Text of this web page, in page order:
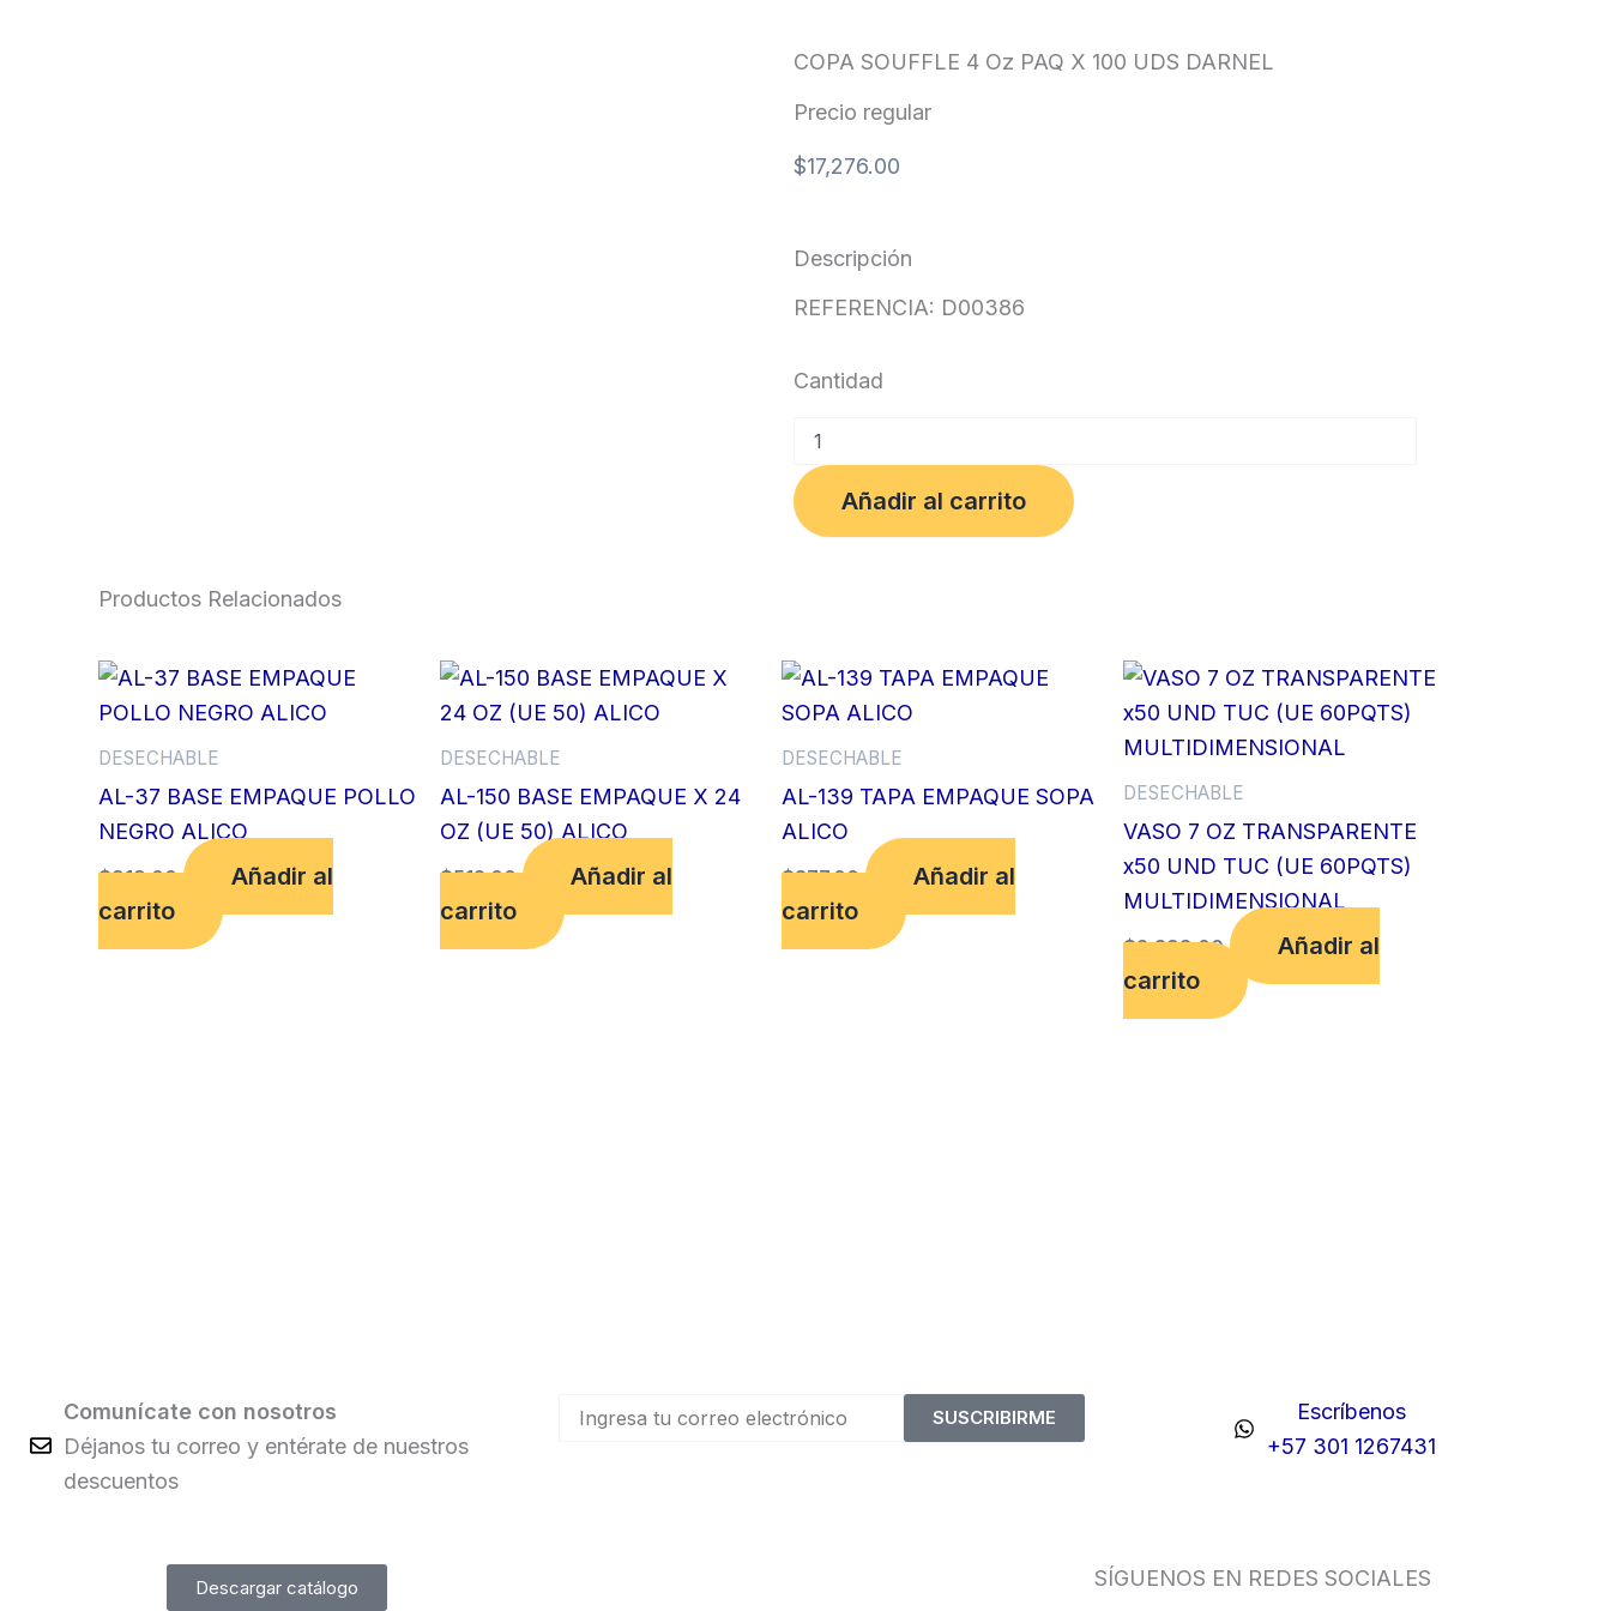
COPA SOUFFLE 4 Oz PAQ X 100 UDS DARNEL
Precio regular
$17,276.00
Descripción
REFERENCIA: D00386
Cantidad
SOUFFLE
4
Oz
PAQ
Añadir al carrito
Productos Relacionados
DESECHABLE
AL-37 BASE EMPAQUE POLLO
NEGRO ALICO
$919.00
Añadir al
carrito
DESECHABLE
AL-150 BASE EMPAQUE X 24
OZ (UE 50) ALICO
$512.00
Añadir al
carrito
DESECHABLE
AL-139 TAPA EMPAQUE SOPA
ALICO
$377.00
Añadir al
carrito
DESECHABLE
VASO 7 OZ TRANSPARENTE
x50 UND TUC (UE 60PQTS)
MULTIDIMENSIONAL
$2,398.00
Añadir al
carrito
Comunícate con nosotros
Déjanos tu correo y entérate de nuestros
descuentos
SUSCRIBIRME
Escríbenos
+57 301 1267431
Descargar catálogo SÍGUENOS EN REDES SOCIALES